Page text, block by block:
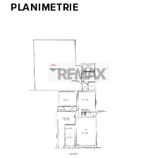
PLANIMETRIE